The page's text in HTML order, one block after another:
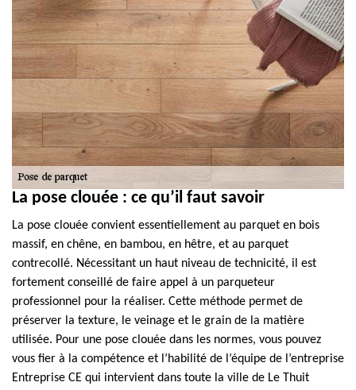
La pose clouée : ce qu’il faut savoir
La pose clouée convient essentiellement au parquet en bois
massif, en chêne, en bambou, en hêtre, et au parquet
contrecollé. Nécessitant un haut niveau de technicité, il est
fortement conseillé de faire appel à un parqueteur
professionnel pour la réaliser. Cette méthode permet de
préserver la texture, le veinage et le grain de la matière
utilisée. Pour une pose clouée dans les normes, vous pouvez
vous fier à la compétence et l’habilité de l’équipe de l’entreprise
Entreprise CE qui intervient dans toute la ville de Le Thuit